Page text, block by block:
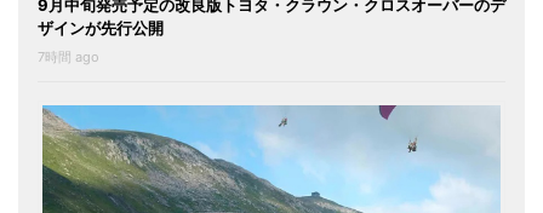
9月中旬発売予定の改良版トヨタ・クラウン・クロスオーバーのデ
ザインが先行公開
7時間 ago